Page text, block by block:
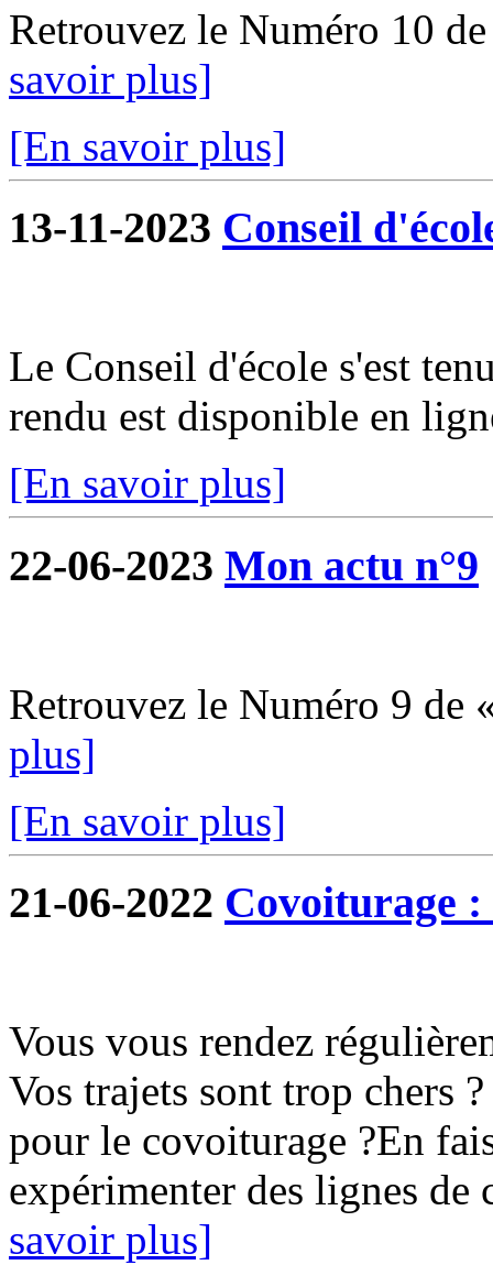
Retrouvez le Numéro 10
savoir plus]
[En savoir plus]
13-11-2023 Conseil
Le Conseil d'école s'est
rendu est disponible en
[En savoir plus]
22-06-2023 Mon actu n°9
Retrouvez le Numéro 9 de
plus]
[En savoir plus]
21-06-2022 Covoiturage
Vous vous rendez
Vos trajets sont trop chers
pour le covoiturage ?En
expérimenter des lignes
savoir plus]